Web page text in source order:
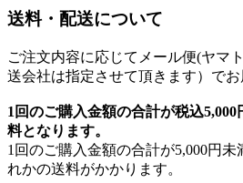
送料・配送について
ご注文内容に応じてメール便(ヤマ
送会社は指定させて頂きます）でお
1回のご購入金額の合計が税込
料となります。
1回のご購入金額の合計が5,000円
れかの送料がかかります。